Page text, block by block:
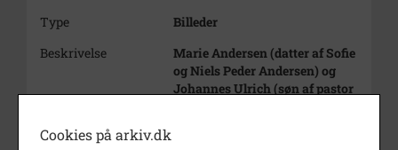
Type
Billeder
Beskrivelse
Marie Andersen (datter af Sofie
og Niels Peder Andersen) og
Johannes Ulrich (søn af pastor
Periode
Cookies på arkiv.dk